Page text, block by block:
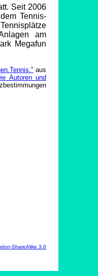
Seit 2006
Tennis-
am
Megafun
aus
Autoren und
ShareAlike 3.0